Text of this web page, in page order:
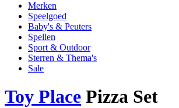
Merken
Speelgoed
Baby's & Peuters
Spellen
Sport & Outdoor
Sterren & Thema's
Sale
Toy Place Pizza Set